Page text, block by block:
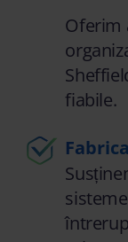
Oferim
fiabile.